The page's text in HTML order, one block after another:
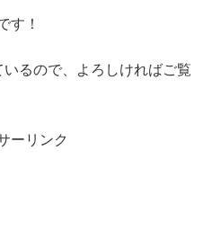
す！
るので、よろしければご覧
ーリンク